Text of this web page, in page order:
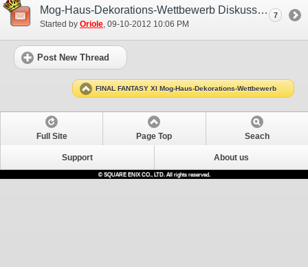
Mog-Haus-Dekorations-Wettbewerb Diskussions-und Übungs- Thread
Started by Oriole‎, 09-10-2012 10:06 PM
7
Post New Thread
FINAL FANTASY XI Mog-Haus-Dekorations-Wettbewerb
Full Site Page Top Seach
Support About us
© SQUARE ENIX CO., LTD. All rights reserved.